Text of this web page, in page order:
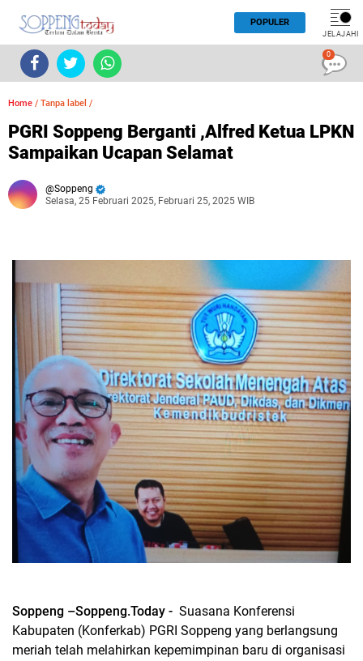
POPULER
JELAJAHI
Home / Tanpa label /
PGRI Soppeng Berganti ,Alfred Ketua LPKN
Sampaikan Ucapan Selamat
Soppeng
Selasa, 25 Februari 2025, Februari 25, 2025 WIB
Soppeng –Soppeng.Today - Suasana Konferensi
Kabupaten (Konferkab) PGRI Soppeng yang berlangsung
meriah telah melahirkan kepemimpinan baru di organisasi
0